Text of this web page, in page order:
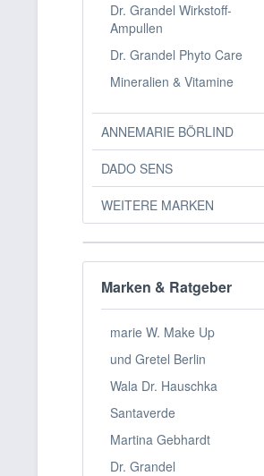
Dr. Grandel Wirkstoff-
Ampullen
Dr. Grandel Phyto Care
Mineralien & Vitamine
ANNEMARIE BÖRLIND
DADO SENS
WEITERE MARKEN
Marken & Ratgeber
marie W. Make Up
und Gretel Berlin
Wala Dr. Hauschka
Santaverde
Martina Gebhardt
Dr. Grandel